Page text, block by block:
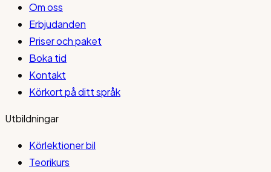
Om oss
Erbjudanden
Priser och paket
Boka tid
Kontakt
Körkort på ditt språk
Utbildningar
Körlektioner bil
Teorikurs